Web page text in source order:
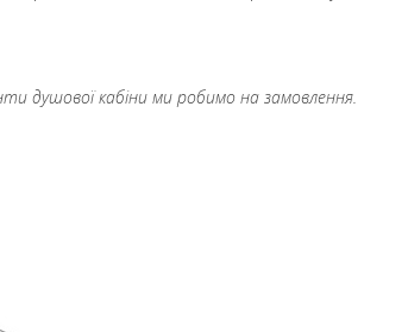
душової кабіни ми робимо на замовлення.